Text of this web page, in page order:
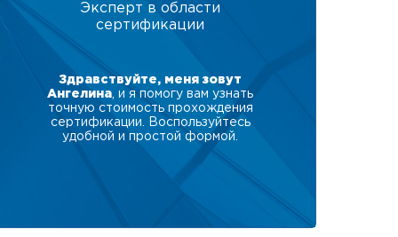
Эксперт в области
сертификации
Здравствуйте, меня зовут
Ангелина , и я помогу вам узнать
точную стоимость прохождения
сертификации. Воспользуйтесь
удобной и простой формой.